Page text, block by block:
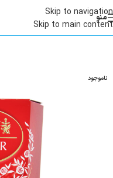
Skip to navigation
Skip to main content
منو
ناموجود